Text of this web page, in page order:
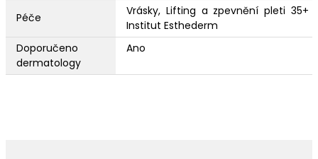
Péče
Vrásky, Lifting a zpevnění pleti 35+
Institut Esthederm
Doporučeno
dermatology
Ano